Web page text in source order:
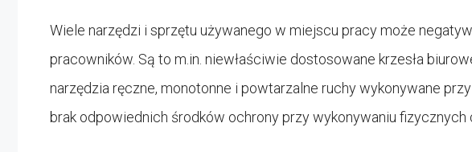
Wiele narzędzi i sprzętu używanego w miejscu pracy może
pracowników. Są to m.in. niewłaściwie dostosowane krzesła
narzędzia ręczne, monotonne i powtarzalne ruchy wykonywane
brak odpowiednich środków ochrony przy wykonywaniu fizycznych